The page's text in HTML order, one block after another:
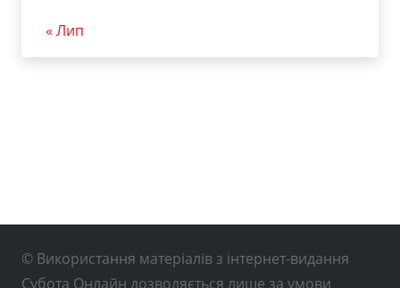
« Лип
© Використання матеріалів з інтернет-видання
Субота Онлайн дозволяється лише за умови